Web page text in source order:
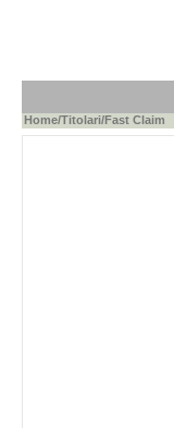
Home/Titolari/Fast Claim